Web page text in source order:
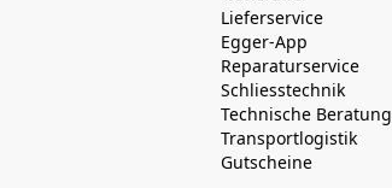
Lieferservice
Egger-App
Reparaturservice
Schliesstechnik
Technische Beratung
Transportlogistik
Gutscheine